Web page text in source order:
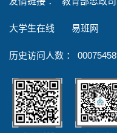
大学生在线 易班网
历史访问人数 ：